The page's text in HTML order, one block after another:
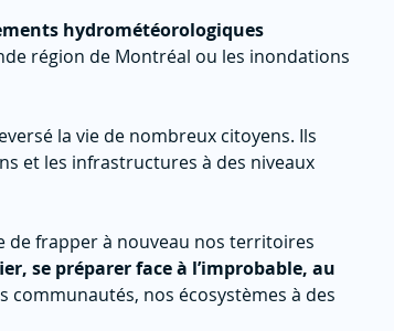
hydrométéorologiques
région de Montréal ou les inondations
la vie de nombreux citoyens. Ils
et les infrastructures à des niveaux
de frapper à nouveau nos territoires
se préparer face à l’improbable, au
nos écosystèmes à des